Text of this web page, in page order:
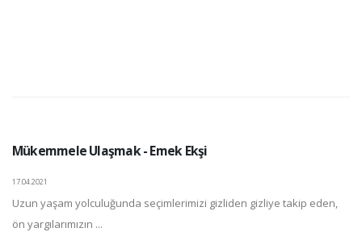
Mükemmele Ulaşmak - Emek Ekşi
17.04.2021
Uzun yaşam yolculuğunda seçimlerimizi gizliden gizliye takip eden,
ön yargılarımızın ...